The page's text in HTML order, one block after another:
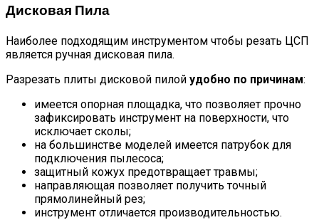
Дисковая Пила
Наиболее подходящим инструментом чтобы резать ЦСП
является ручная дисковая пила.
Разрезать плиты дисковой пилой удобно по причинам:
имеется опорная площадка, что позволяет прочно
зафиксировать инструмент на поверхности, что
исключает сколы;
на большинстве моделей имеется патрубок для
подключения пылесоса;
защитный кожух предотвращает травмы;
направляющая позволяет получить точный
прямолинейный рез;
инструмент отличается производительностью.